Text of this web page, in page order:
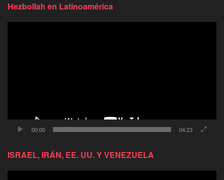
Hezbollah en Latinoamérica
00:00 04:23
ISRAEL, IRÁN, EE. UU. Y VENEZUELA